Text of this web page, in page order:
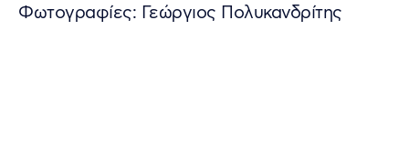
Φωτογραφίες: Γεώργιος Πολυκανδρίτης